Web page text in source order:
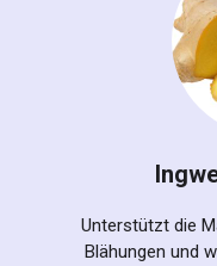
Unterstützt die
Blähungen und